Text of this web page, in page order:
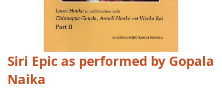
Hoppa
till
början
Siri Epic as performed by Gopala
Naika